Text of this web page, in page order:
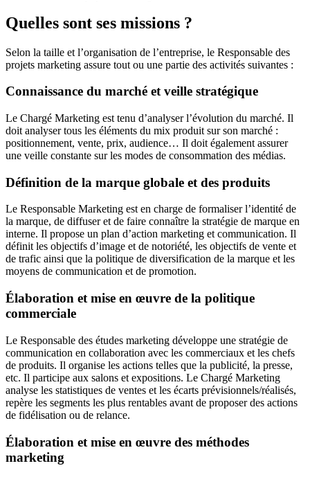
Quelles sont ses missions ?
Selon la taille et l’organisation de l’entreprise, le Responsable des
projets marketing assure tout ou une partie des activités suivantes :
Connaissance du marché et veille stratégique
Le Chargé Marketing est tenu d’analyser l’évolution du marché. Il
doit analyser tous les éléments du mix produit sur son marché :
positionnement, vente, prix, audience… Il doit également assurer
une veille constante sur les modes de consommation des médias.
Définition de la marque globale et des produits
Le Responsable Marketing est en charge de formaliser l’identité de
la marque, de diffuser et de faire connaître la stratégie de marque en
interne. Il propose un plan d’action marketing et communication. Il
définit les objectifs d’image et de notoriété, les objectifs de vente et
de trafic ainsi que la politique de diversification de la marque et les
moyens de communication et de promotion.
Élaboration et mise en œuvre de la politique
commerciale
Le Responsable des études marketing développe une stratégie de
communication en collaboration avec les commerciaux et les chefs
de produits. Il organise les actions telles que la publicité, la presse,
etc. Il participe aux salons et expositions. Le Chargé Marketing
analyse les statistiques de ventes et les écarts prévisionnels/réalisés,
repère les segments les plus rentables avant de proposer des actions
de fidélisation ou de relance.
Élaboration et mise en œuvre des méthodes
marketing